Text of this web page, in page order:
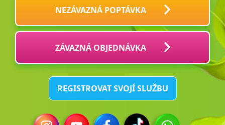
NEZÁVAZNÁ POPTÁVKA
ZÁVAZNÁ OBJEDNÁVKA
REGISTROVAT SVOJÍ SLUŽBU